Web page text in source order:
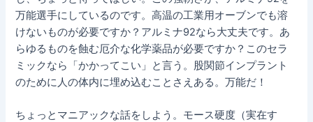
万能選手にしているのです。高温の工業用オーブンでも溶
けないものが必要ですか？アルミナ92なら大丈夫です。あ
らゆるものを蝕む厄介な化学薬品が必要ですか？このセラ
ミックなら「かかってこい」と言う。股関節インプラント
のために人の体内に埋め込むことさえある。万能だ！
ちょっとマニアックな話をしよう。モース硬度（実在す